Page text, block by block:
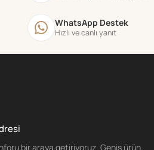
WhatsApp Destek
Hızlı ve canlı yanıt
bir araya getiriyoruz. Geniş ürün